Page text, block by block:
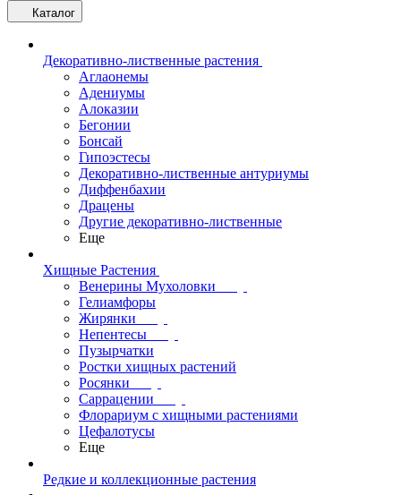
Каталог
Декоративно-лиственные растения
Аглаонемы
Адениумы
Алоказии
Бегонии
Бонсай
Гипоэстесы
Декоративно-лиственные антуриумы
Диффенбахии
Драцены
Другие декоративно-лиственные
Еще
Хищные Растения
Венерины Мухоловки
Гелиамфоры
Жирянки
Непентесы
Пузырчатки
Ростки хищных растений
Росянки
Саррацении
Флорариум с хищными растениями
Цефалотусы
Еще
Редкие и коллекционные растения